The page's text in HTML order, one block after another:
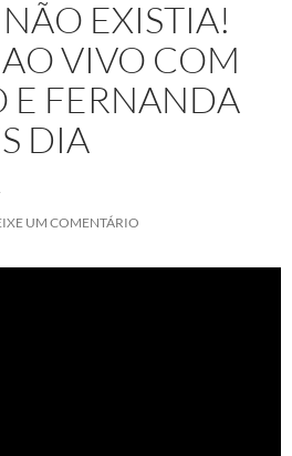
EXISTIA!
VIVO COM
E FERNANDA
DIA
UM COMENTÁRIO